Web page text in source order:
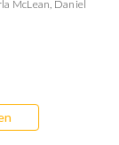
McLean, Daniel